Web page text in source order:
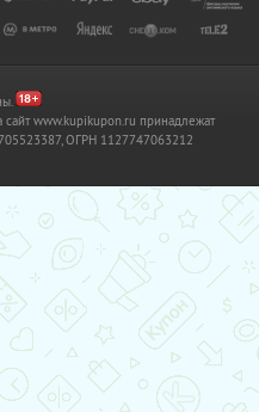
сайт www.kupikupon.ru принадлежат
ОГРН 1127747063212